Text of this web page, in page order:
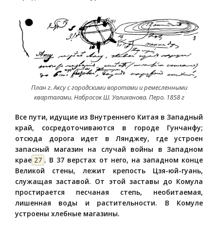
План г. Аксу с городскими воротами и ремесленными
кварталами. Набросок Ш. Уалиханова. Перо. 1858 г
Все пути, идущие из Внутреннего Китая в Западный
край, сосредоточиваются в городе Гунчанфу;
отсюда дорога идет в Лянджеу, где устроен
запасный магазин на случай войны в Западном
крае 27 . В 37 верстах от него, на западном конце
Великой стены, лежит крепость Цзя-юй-гуань,
служащая заставой. От этой заставы до Комула
простирается песчаная степь, необитаемая,
лишенная воды и растительности. В Комуле
устроены хлебные магазины.